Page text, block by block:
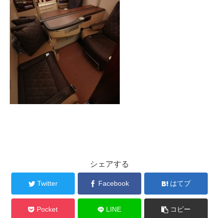
シェアする
Twitter Facebook はてブ
Pocket LINE コピー